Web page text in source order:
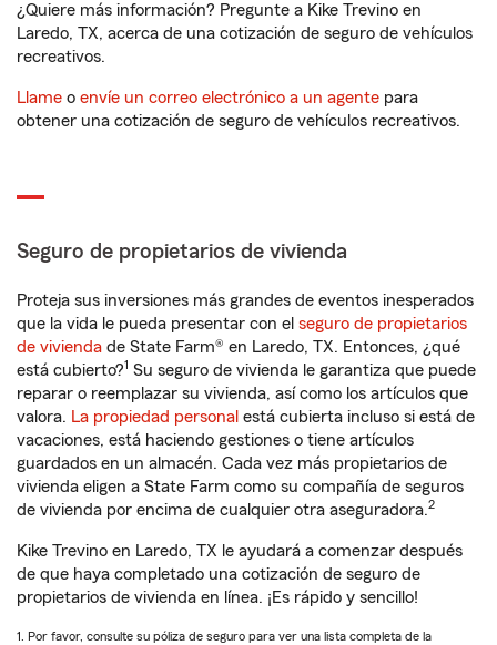
¿Quiere más información? Pregunte a Kike Trevino en
Laredo, TX, acerca de una cotización de seguro de vehículos
recreativos.
Llame o envíe un correo electrónico a un agente para
obtener una cotización de seguro de vehículos recreativos.
Seguro de propietarios de vivienda
Proteja sus inversiones más grandes de eventos inesperados
que la vida le pueda presentar con el seguro de propietarios
de vivienda de State Farm® en Laredo, TX. Entonces, ¿qué
está cubierto?1 Su seguro de vivienda le garantiza que puede
reparar o reemplazar su vivienda, así como los artículos que
valora. La propiedad personal está cubierta incluso si está de
vacaciones, está haciendo gestiones o tiene artículos
guardados en un almacén. Cada vez más propietarios de
vivienda eligen a State Farm como su compañía de seguros
de vivienda por encima de cualquier otra aseguradora.2
Kike Trevino en Laredo, TX le ayudará a comenzar después
de que haya completado una cotización de seguro de
propietarios de vivienda en línea. ¡Es rápido y sencillo!
1. Por favor, consulte su póliza de seguro para ver una lista completa de la